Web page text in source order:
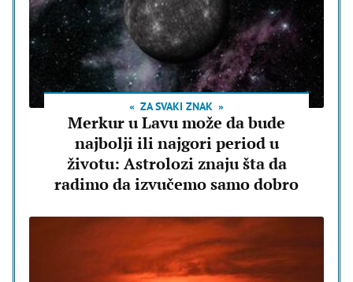
ZA SVAKI ZNAK
Merkur u Lavu može da bude
najbolji ili najgori period u
životu: Astrolozi znaju šta da
radimo da izvučemo samo dobro